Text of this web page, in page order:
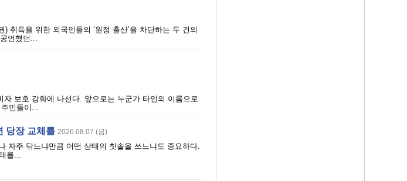
취득을 위한 외국인들의 ‘원정 출산’을 차단하는 두 건의
언했던...
보호 강화에 나선다. 앞으로는 누군가 타인의 이름으로
민들이...
당장 교체를 2026.08.07 (금)
자주 닦느냐만큼 어떤 상태의 칫솔을 쓰느냐도 중요하다.
를...